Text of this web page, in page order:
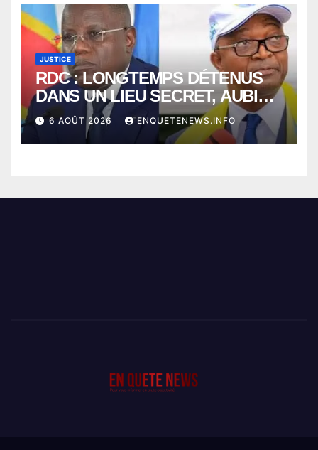
JUSTICE
RDC : LONGTEMPS DÉTENUS
DANS UN LIEU SECRET, AUBIN
MINAKU ET EMMANUEL
SHADARY TRANSFÉRÉS À
L’AUDITORAT MILITAIRE
6 AOÛT 2026 ENQUETENEWS.INFO